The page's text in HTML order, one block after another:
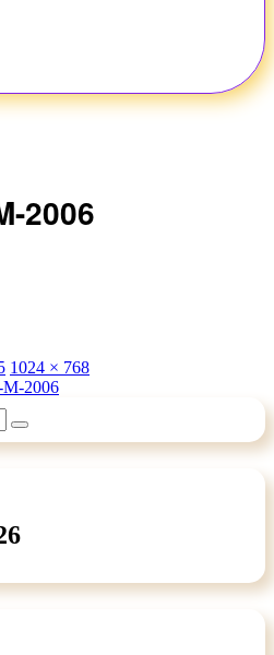
2006
Originalgröße
1024 × 768
M-2006
Suchen